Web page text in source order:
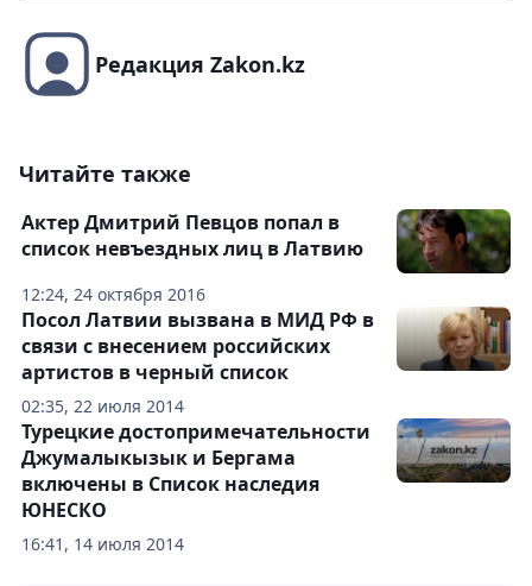
Редакция Zakon.kz
Читайте также
12:24, 24 октября 2016
Актер Дмитрий Певцов попал в
список невъездных лиц в Латвию
02:35, 22 июля 2014
Посол Латвии вызвана в МИД РФ в
связи с внесением российских
артистов в черный список
16:41, 14 июля 2014
Турецкие достопримечательности
Джумалыкызык и Бергама
включены в Список наследия
ЮНЕСКО